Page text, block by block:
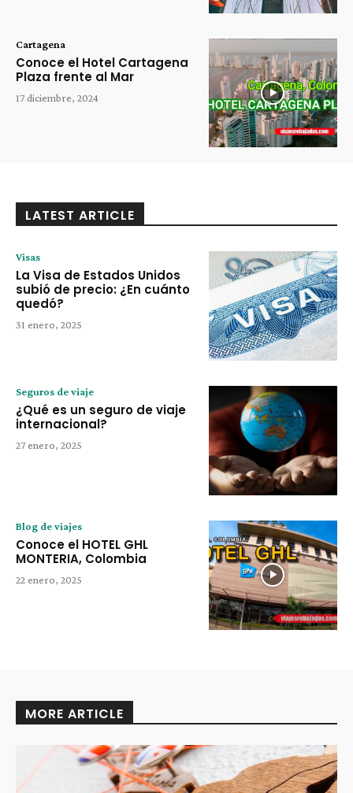
Cartagena
Conoce el Hotel Cartagena
Plaza frente al Mar
17 diciembre, 2024
LATEST ARTICLE
Visas
La Visa de Estados Unidos
subió de precio: ¿En cuánto
quedó?
31 enero, 2025
Seguros de viaje
¿Qué es un seguro de viaje
internacional?
27 enero, 2025
Blog de viajes
Conoce el HOTEL GHL
MONTERIA, Colombia
22 enero, 2025
MORE ARTICLE